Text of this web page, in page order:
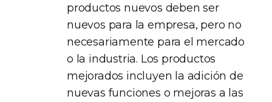
productos nuevos deben ser
nuevos para la empresa, pero no
necesariamente para el mercado
o la industria. Los productos
mejorados incluyen la adición de
nuevas funciones o mejoras a las